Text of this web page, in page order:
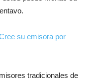
su emisora por
tradicionales de